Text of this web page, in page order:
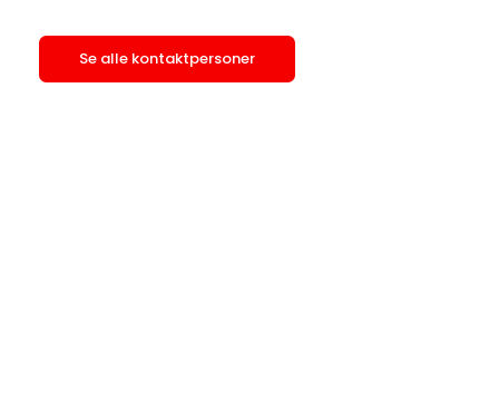
Se alle kontaktpersoner